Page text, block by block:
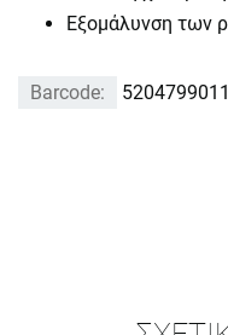
Εξομάλυνση των
Barcode: